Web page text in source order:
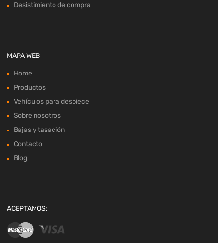
Desistimiento de compra
MAPA WEB
Home
Productos
Vehículos para despiece
Sobre nosotros
Bajas y tasación
Contacto
Blog
ACEPTAMOS: